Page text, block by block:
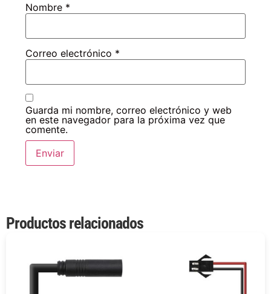
Nombre *
Correo electrónico *
Guarda mi nombre, correo electrónico y web
en este navegador para la próxima vez que
comente.
Productos relacionados